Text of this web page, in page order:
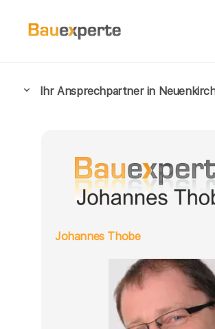
Ihr Ansprechpartner in
Johannes Thobe